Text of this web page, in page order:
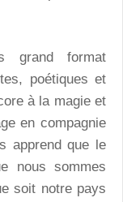
grand format
poétiques et
à la magie et
en compagnie
apprend que le
nous sommes
soit notre pays